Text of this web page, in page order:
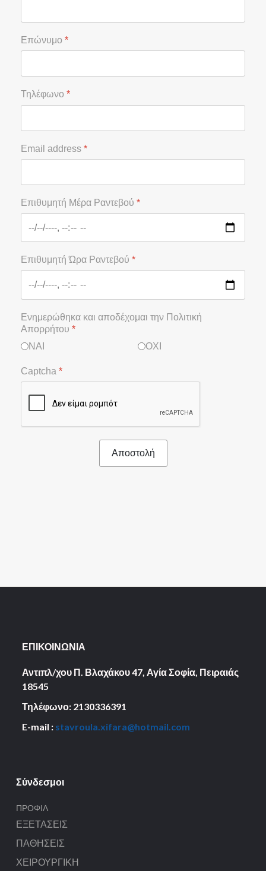
Επώνυμο *
Τηλέφωνο *
Email address *
Επιθυμητή Μέρα Ραντεβού *
Επιθυμητή Ώρα Ραντεβού *
Ενημερώθηκα και αποδέχομαι την Πολιτική
Απορρήτου *
ΝΑΙ
ΟΧΙ
Captcha *
Αποστολή
ΕΠΙΚΟΙΝΩΝΙΑ
Αντιπλ/χου Π. Βλαχάκου 47, Αγία Σοφία, Πειραιάς
18545
Τηλέφωνο: 2130336391
E-mail : stavroula.xifara@hotmail.com
Σύνδεσμοι
ΠΡΟΦΊΛ
ΕΞΕΤΆΣΕΙΣ
ΠΑΘΉΣΕΙΣ
ΧΕΙΡΟΥΡΓΙΚΉ